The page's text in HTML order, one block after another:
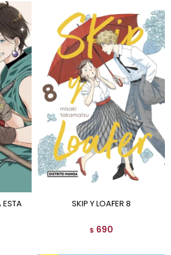
SKIP Y LOAFER 8
$ 690